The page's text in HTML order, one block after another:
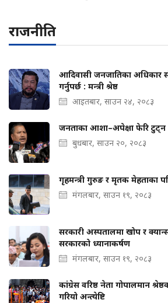
राजनीति
आदिवासी जनजातिका अधिकार
गर्नुपर्छ : मन्त्री श्रेष्ठ
आइतबार, साउन २४, २०८३
जनताका आशा–अपेक्षा फेरि टुट्न
बुधबार, साउन २०, २०८३
गृहमन्त्री गुरुङ र मृतक मेहताका
मंगलबार, साउन १९, २०८३
सरकारी अस्पतालमा खोप र
सरकारको ध्यानाकर्षण
मंगलबार, साउन १९, २०८३
कांग्रेस वरिष्ठ नेता गोपालमान
गरियो अन्त्येष्टि